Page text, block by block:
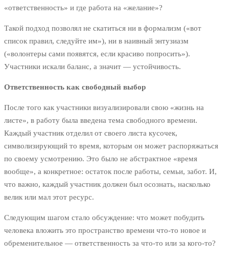
«ответственность» и где работа на «желание»?
Такой подход позволял не скатиться ни в формализм («вот
список правил, следуйте им»), ни в наивный энтузиазм
(«волонтеры сами появятся, если красиво попросить»).
Участники искали баланс, а значит — устойчивость.
Ответственность как свободный выбор
После того как участники визуализировали свою «жизнь на
листе», в работу была введена тема свободного времени.
Каждый участник отделил от своего листа кусочек,
символизирующий то время, которым он может распоряжаться
по своему усмотрению. Это было не абстрактное «время
вообще», а конкретное: остаток после работы, семьи, забот. И,
что важно, каждый участник должен был осознать, насколько
велик или мал этот ресурс.
Следующим шагом стало обсуждение: что может побудить
человека вложить это пространство времени что-то новое и
обременительное — ответственность за что-то или за кого-то?